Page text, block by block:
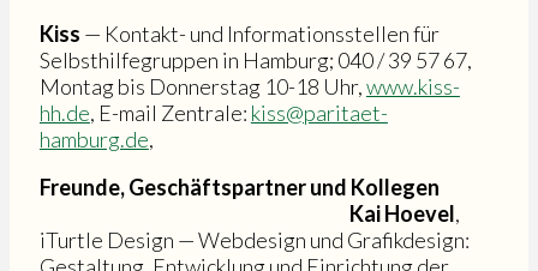
Kiss — Kontakt- und Informationsstellen für
Selbsthilfegruppen in Hamburg; 040 / 39 57 67,
Montag bis Donnerstag 10-18 Uhr,www.kiss-
hh.de, E-mail Zentrale: kiss@paritaet-
hamburg.de,
Freunde, Geschäftspartner und Kollegen
Kai Hoevel,
iTurtle Design — Webdesign und Grafikdesign:
Gestaltung, Entwicklung und Einrichtung der